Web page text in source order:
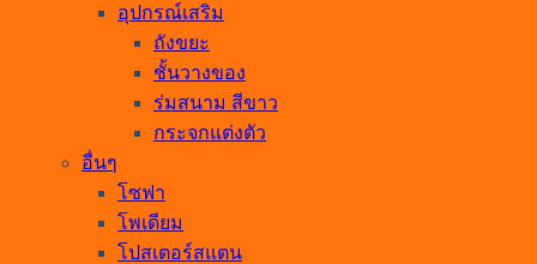
อุปกรณ์เสริม
ถังขยะ
ชั้นวางของ
ร่มสนาม สีขาว
กระจกแต่งตัว
อื่นๆ
โซฟา
โพเดียม
โปสเตอร์สแตน